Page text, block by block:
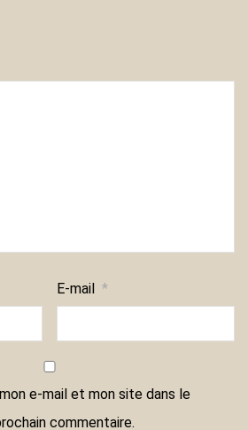
E-mail*
e-mail et mon site dans le
commentaire.